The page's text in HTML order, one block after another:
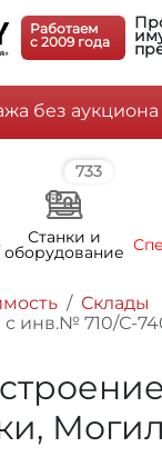
Работаем
c 2009 года
без аукциона
733
Станки и
оборудование
Склады
инв.№ 710/С-